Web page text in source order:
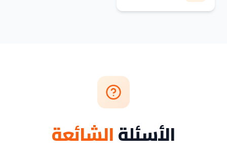
الأسئلةالشائعة